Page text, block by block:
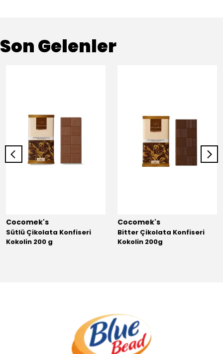
Son Gelenler
Cocomek's
Sütlü Çikolata Konfiseri
Kokolin 200 g
Cocomek's
Bitter Çikolata Konfiseri
Kokolin 200g